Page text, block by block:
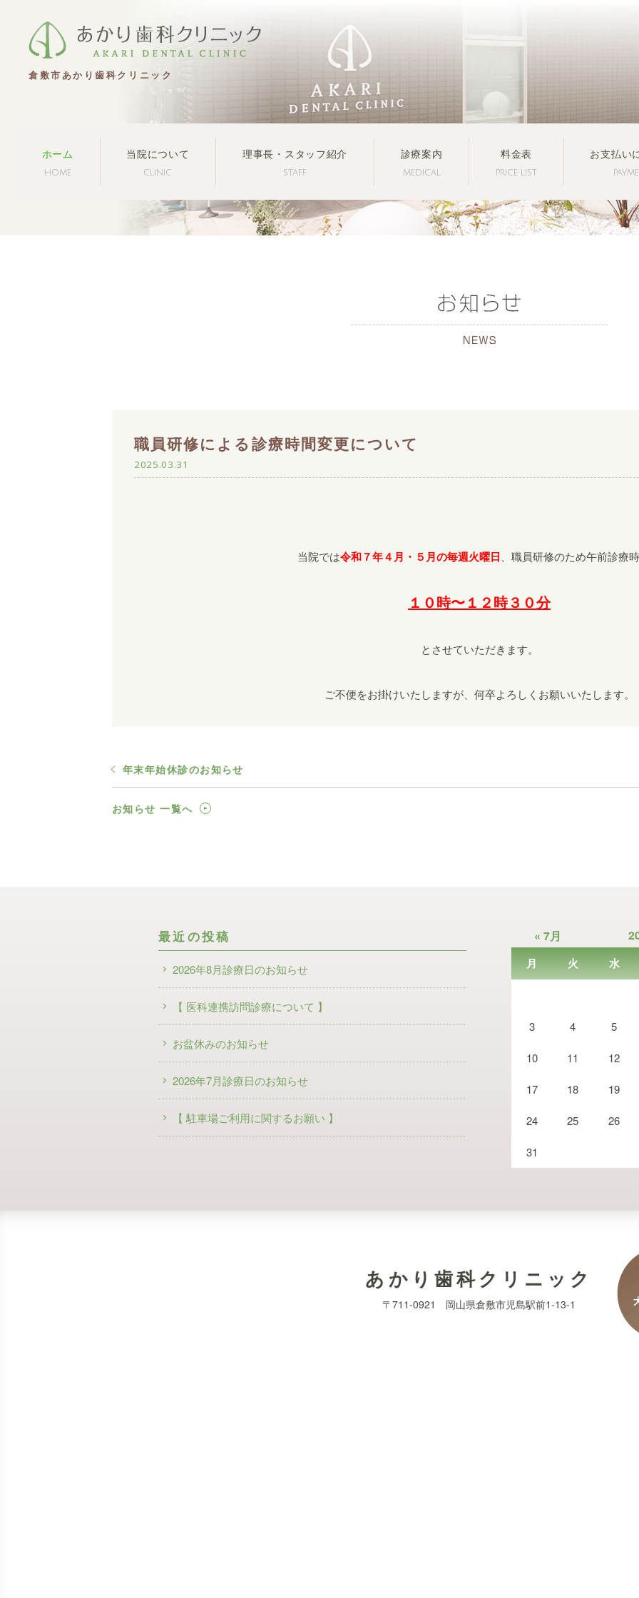
倉敷市あかり歯科クリニック
ホーム
HOME
当院について
CLINIC
理事長・スタッフ紹介
STAFF
診療案内
MEDICAL
料金表
PRICE LIST
お支払い
職員研修による診療時間変更について
2025.03.31
当院では令和７年４月・５月の毎週火曜日 、職員研修のため午前診療
１０時〜１２時３０分
とさせていただきます。
ご不便をお掛けいたしますが、何卒よろしくお願いいたします。
年末年始休診のお知らせ
お知らせ 一覧へ
最近の投稿
2026年8月診療日のお知らせ
【 医科連携訪問診療について 】
お盆休みのお知らせ
2026年7月診療日のお知らせ
【 駐車場ご利用に関するお願い 】
月 火 水
« 7月
3 4 5
10 11 12
17 18 19
24 25 26
31
あかり歯科クリニック
〒711-0921 岡山県倉敷市児島駅前1-13-1